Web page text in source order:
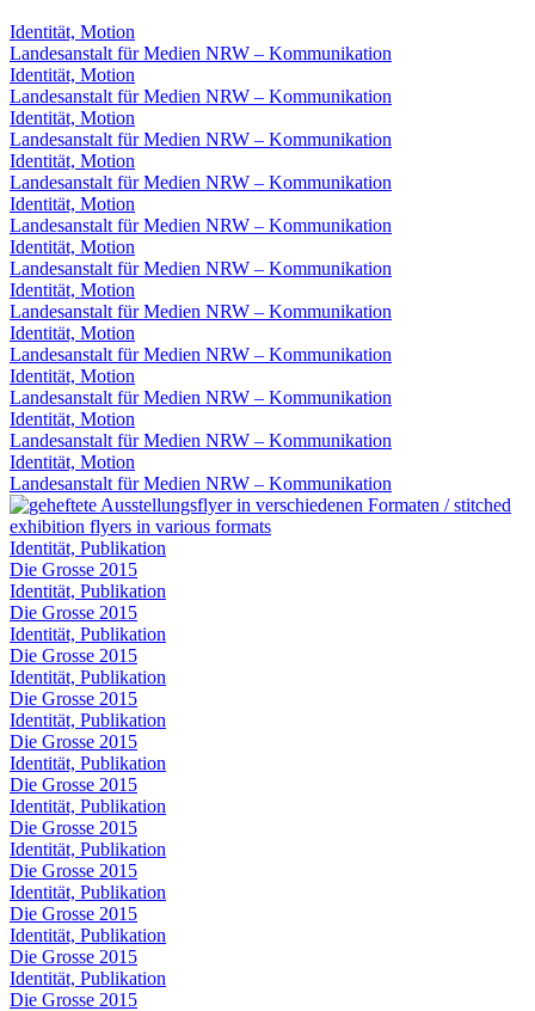
Identität, Motion
Landesanstalt für Medien NRW – Kommunikation
Identität, Motion
Landesanstalt für Medien NRW – Kommunikation
Identität, Motion
Landesanstalt für Medien NRW – Kommunikation
Identität, Motion
Landesanstalt für Medien NRW – Kommunikation
Identität, Motion
Landesanstalt für Medien NRW – Kommunikation
Identität, Motion
Landesanstalt für Medien NRW – Kommunikation
Identität, Motion
Landesanstalt für Medien NRW – Kommunikation
Identität, Motion
Landesanstalt für Medien NRW – Kommunikation
Identität, Motion
Landesanstalt für Medien NRW – Kommunikation
Identität, Motion
Landesanstalt für Medien NRW – Kommunikation
Identität, Motion
Landesanstalt für Medien NRW – Kommunikation
Identität, Publikation
Die Grosse 2015
Identität, Publikation
Die Grosse 2015
Identität, Publikation
Die Grosse 2015
Identität, Publikation
Die Grosse 2015
Identität, Publikation
Die Grosse 2015
Identität, Publikation
Die Grosse 2015
Identität, Publikation
Die Grosse 2015
Identität, Publikation
Die Grosse 2015
Identität, Publikation
Die Grosse 2015
Identität, Publikation
Die Grosse 2015
Identität, Publikation
Die Grosse 2015